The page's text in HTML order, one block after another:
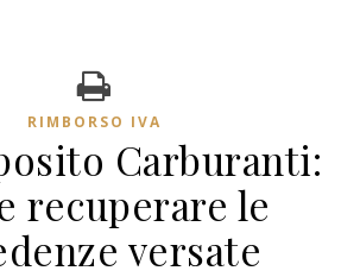
RIMBORSO IVA
Carburanti:
recuperare le
versate